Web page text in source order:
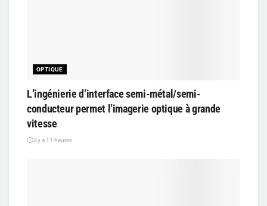
OPTIQUE
L’ingénierie d’interface semi-métal/semi-
conducteur permet l’imagerie optique à grande
vitesse
il y a 11 heures